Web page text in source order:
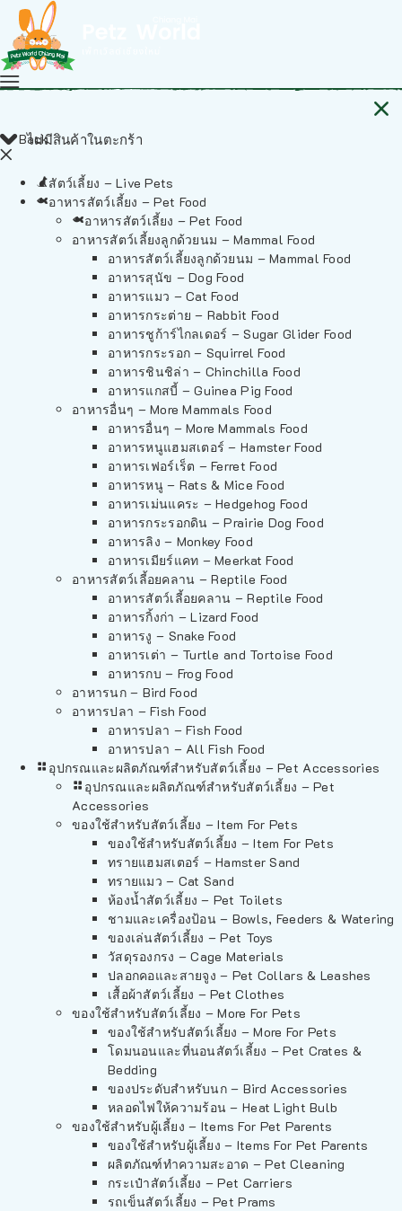
ไม่มีสินค้าในตะกร้า
Back
สัตว์เลี้ยง – Live Pets
อาหารสัตว์เลี้ยง – Pet Food
อาหารสัตว์เลี้ยง – Pet Food
อาหารสัตว์เลี้ยงลูกด้วยนม – Mammal Food
อาหารสัตว์เลี้ยงลูกด้วยนม – Mammal Food
อาหารสุนัข – Dog Food
อาหารแมว – Cat Food
อาหารกระต่าย – Rabbit Food
อาหารชูก้าร์ไกลเดอร์ – Sugar Glider Food
อาหารกระรอก – Squirrel Food
อาหารชินชิล่า – Chinchilla Food
อาหารแกสบี้ – Guinea Pig Food
อาหารอื่นๆ – More Mammals Food
อาหารอื่นๆ – More Mammals Food
อาหารหนูแฮมสเตอร์ – Hamster Food
อาหารเฟอร์เร็ต – Ferret Food
อาหารหนู – Rats & Mice Food
อาหารเม่นแคระ – Hedgehog Food
อาหารกระรอกดิน – Prairie Dog Food
อาหารลิง – Monkey Food
อาหารเมียร์แคท – Meerkat Food
อาหารสัตว์เลี้อยคลาน – Reptile Food
อาหารสัตว์เลี้อยคลาน – Reptile Food
อาหารกิ้งก่า – Lizard Food
อาหารงู – Snake Food
อาหารเต่า – Turtle and Tortoise Food
อาหารกบ – Frog Food
อาหารนก – Bird Food
อาหารปลา – Fish Food
อาหารปลา – Fish Food
อาหารปลา – All Fish Food
อุปกรณและผลิตภัณฑ์สำหรับสัตว์เลี้ยง – Pet Accessories
อุปกรณและผลิตภัณฑ์สำหรับสัตว์เลี้ยง – Pet
Accessories
ของใช้สำหรับสัตว์เลี้ยง – Item For Pets
ของใช้สำหรับสัตว์เลี้ยง – Item For Pets
ทรายแฮมสเตอร์ – Hamster Sand
ทรายแมว – Cat Sand
ห้องน้ำสัตว์เลี้ยง – Pet Toilets
ชามและเครื่องป้อน – Bowls, Feeders & Watering
ของเล่นสัตว์เลี้ยง – Pet Toys
วัสดุรองกรง – Cage Materials
ปลอกคอและสายจูง – Pet Collars & Leashes
เสื้อผ้าสัตว์เลี้ยง – Pet Clothes
ของใช้สำหรับสัตว์เลี้ยง – More For Pets
ของใช้สำหรับสัตว์เลี้ยง – More For Pets
โดมนอนและที่นอนสัตว์เลี้ยง – Pet Crates &
Bedding
ของประดับสำหรับนก – Bird Accessories
หลอดไฟให้ความร้อน – Heat Light Bulb
ของใช้สำหรับผู้เลี้ยง – Items For Pet Parents
ของใช้สำหรับผู้เลี้ยง – Items For Pet Parents
ผลิตภัณฑ์ทำความสะอาด – Pet Cleaning
กระเป๋าสัตว์เลี้ยง – Pet Carriers
รถเข็นสัตว์เลี้ยง – Pet Prams